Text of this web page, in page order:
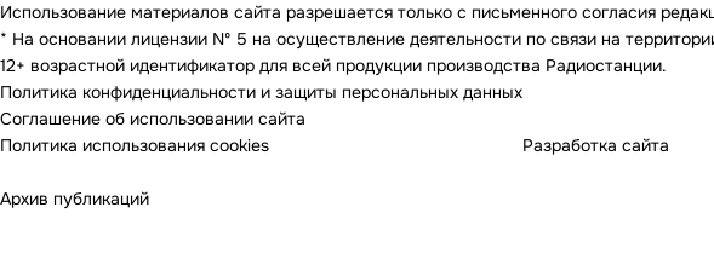
Использование материалов сайта разрешается только с письменного согласия
* На основании лицензии Nº 5 на осуществление деятельности по связи на
12+ возрастной идентификатор для всей продукции производства Радиостанции.
Политика конфиденциальности и защиты персональных данных
Соглашение об использовании сайта
Политика использования cookies
Архив публикаций
Разработка сайта